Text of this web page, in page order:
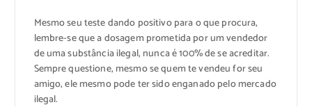
Mesmo seu teste dando positivo para o que procura,
lembre-se que a dosagem prometida por um vendedor
de uma substância ilegal, nunca é 100% de se acreditar.
Sempre questione, mesmo se quem te vendeu for seu
amigo, ele mesmo pode ter sido enganado pelo mercado
ilegal.